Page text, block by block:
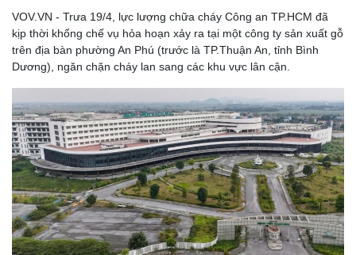
VOV.VN - Trưa 19/4, lực lượng chữa cháy Công an TP.HCM đã
kịp thời khống chế vụ hỏa hoạn xảy ra tại một công ty sản xuất gỗ
trên địa bàn phường An Phú (trước là TP.Thuận An, tỉnh Bình
Dương), ngăn chặn cháy lan sang các khu vực lân cận.